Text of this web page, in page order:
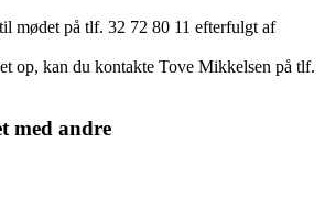
mødet på tlf. 32 72 80 11 efterfulgt af
op, kan du kontakte Tove Mikkelsen på tlf.
med andre